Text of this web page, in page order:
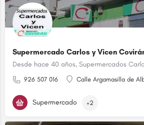
Supermercado Carlos y Vicen
Desde hace 40 años, Supermercados
926 507 016 Calle Argamasilla de
Supermercado +2